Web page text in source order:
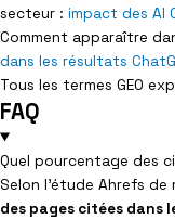
secteur : impact des AI
Comment apparaître
dans les résultats
Tous les termes GEO
FAQ
Quel pourcentage des
Selon l’étude Ahrefs
des pages citées dans